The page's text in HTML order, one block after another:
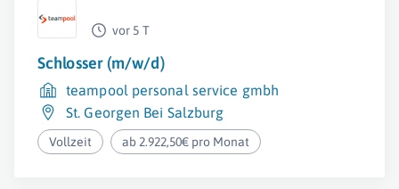
vor 5 T
Schlosser (m/w/d)
teampool personal service gmbh
St. Georgen Bei Salzburg
Vollzeit ab 2.922,50€ pro Monat